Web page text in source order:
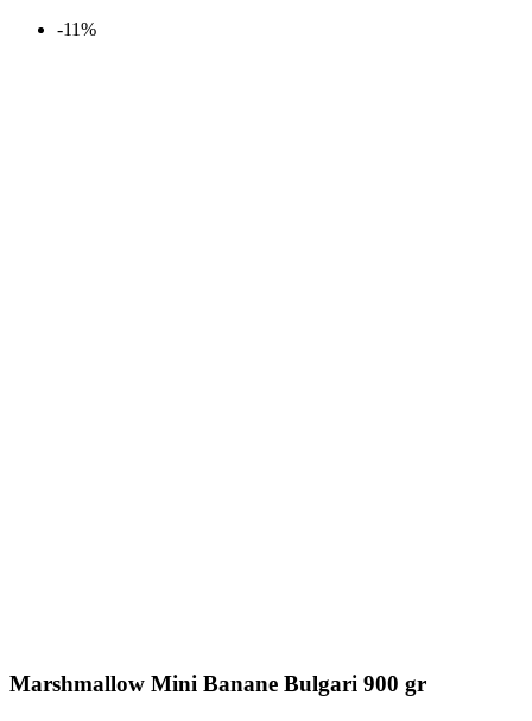
-11%
Marshmallow Mini Banane Bulgari 900 gr